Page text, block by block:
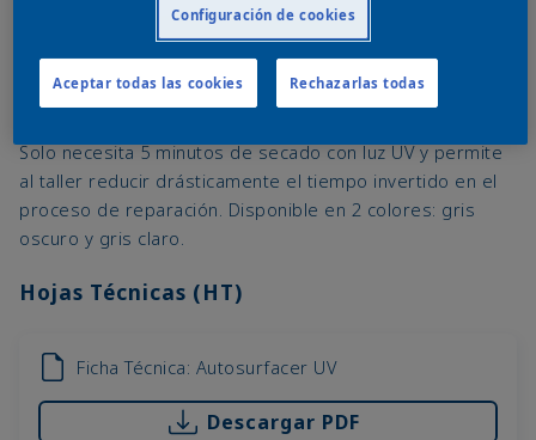
Aparejo monocomponente, libre de isocianatos y de
Solo necesita 5 minutos de secado con luz UV y permite
al taller reducir drásticamente el tiempo invertido en el
proceso de reparación. Disponible en 2 colores: gris
oscuro y gris claro.
Hojas Técnicas (HT)
Ficha Técnica: Autosurfacer UV
Descargar PDF
Configuración de cookies
Rechazarlas todas
Aceptar todas las cookies